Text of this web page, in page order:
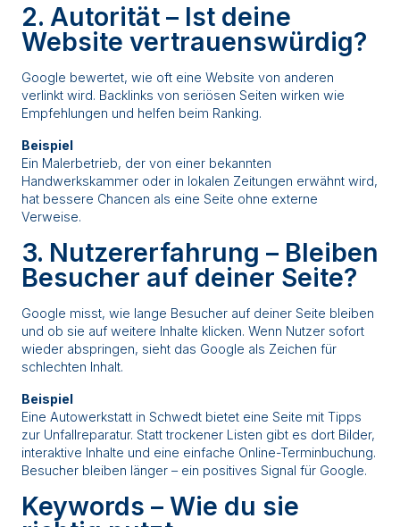
2. Autorität – Ist deine
Website vertrauenswürdig?
Google bewertet, wie oft eine Website von anderen
verlinkt wird. Backlinks von seriösen Seiten wirken wie
Empfehlungen und helfen beim Ranking.
Beispiel
Ein Malerbetrieb, der von einer bekannten
Handwerkskammer oder in lokalen Zeitungen erwähnt wird,
hat bessere Chancen als eine Seite ohne externe
Verweise.
3. Nutzererfahrung – Bleiben
Besucher auf deiner Seite?
Google misst, wie lange Besucher auf deiner Seite bleiben
und ob sie auf weitere Inhalte klicken. Wenn Nutzer sofort
wieder abspringen, sieht das Google als Zeichen für
schlechten Inhalt.
Beispiel
Eine Autowerkstatt in Schwedt bietet eine Seite mit Tipps
zur Unfallreparatur. Statt trockener Listen gibt es dort Bilder,
interaktive Inhalte und eine einfache Online-Terminbuchung.
Besucher bleiben länger – ein positives Signal für Google.
Keywords – Wie du sie